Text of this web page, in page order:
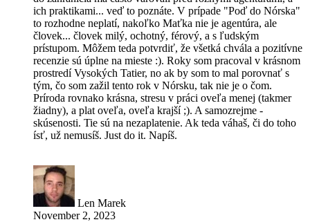
ich praktikami... veď to poznáte. V prípade "Poď do Nórska"
to rozhodne neplatí, nakoľko Maťka nie je agentúra, ale
človek... človek milý, ochotný, férový, a s ľudským
prístupom. Môžem teda potvrdiť, že všetká chvála a pozitívne
recenzie sú úplne na mieste :). Roky som pracoval v krásnom
prostredí Vysokých Tatier, no ak by som to mal porovnať s
tým, čo som zažil tento rok v Nórsku, tak nie je o čom.
Príroda rovnako krásna, stresu v práci oveľa menej (takmer
žiadny), a plat oveľa, oveľa krajší ;). A samozrejme -
skúsenosti. Tie sú na nezaplatenie. Ak teda váhaš, či do toho
ísť, už nemusíš. Just do it. Napíš.
Len Marek
November 2, 2023